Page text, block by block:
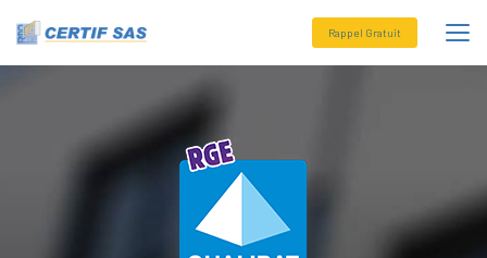
Rappel Gratuit